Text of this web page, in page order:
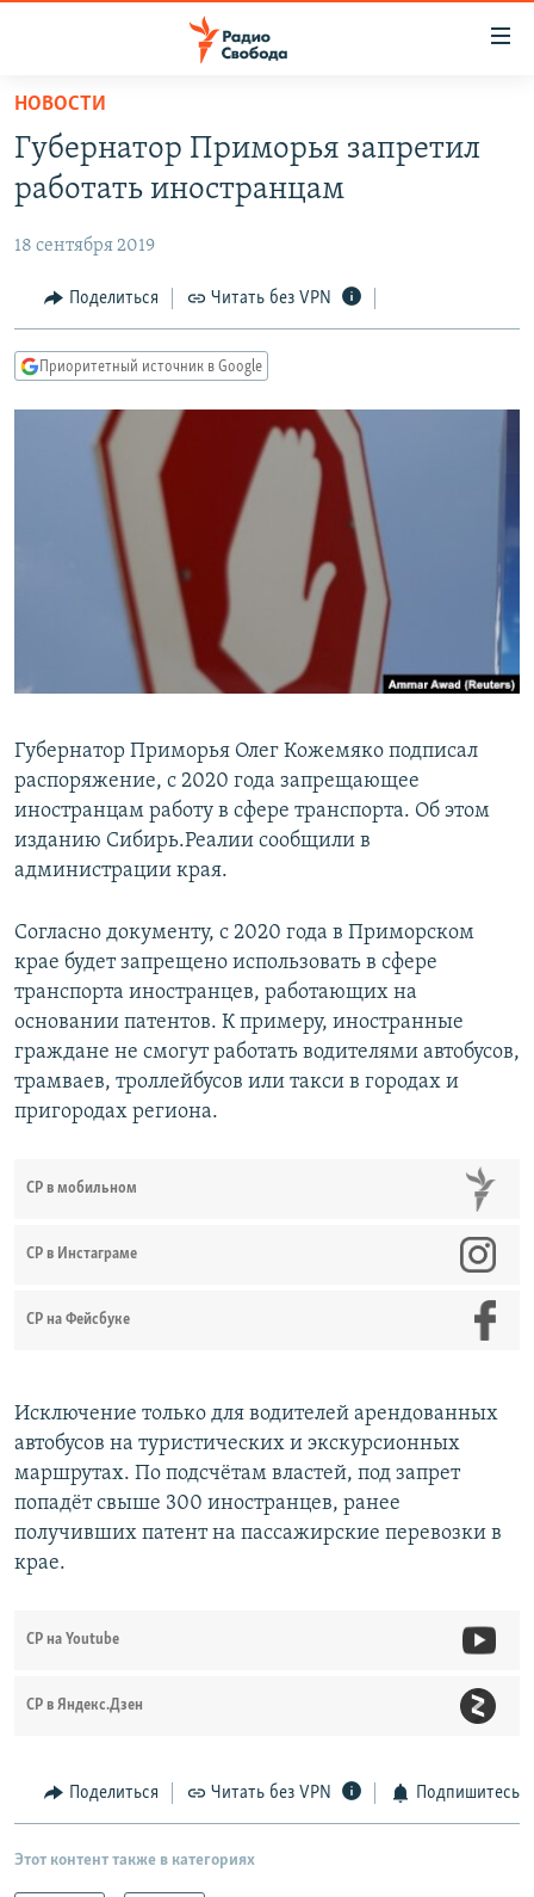
упрощенного
доступа
Вернуться
основному
Вернутся
главной
навигации
Вернутся
ПРОГРАММЫ
ПОДКАСТЫ
АВТОРСКИЕ ПРОЕКТЫ
ЦИТАТЫ СВОБОДЫ
МНЕНИЯ
IDEL.РЕАЛИИ
КАВКАЗ.РЕАЛИИ
СЕВЕР.РЕАЛИИ
СИБИРЬ.РЕАЛИИ
РАСПИСАНИЕ ВЕЩАНИЯ
ПОДПИШИТЕСЬ НА РАССЫЛКУ
СОЦИАЛЬНЫЕ СЕТИ
Все сайты РСЕ/РС
НОВОСТИ
Губернатор Приморья запретил
работать иностранцам
18 сентября 2019
Поделиться Читать без VPN
Приоритетный источник в Google
Губернатор Приморья Олег Кожемяко подписал
распоряжение, с 2020 года запрещающее
иностранцам работу в сфере транспорта. Об этом
изданию Сибирь.Реалии сообщили в
администрации края.
Согласно документу, с 2020 года в Приморском
крае будет запрещено использовать в сфере
транспорта иностранцев, работающих на
основании патентов. К примеру, иностранные
граждане не смогут работать водителями автобусов,
трамваев, троллейбусов или такси в городах и
пригородах региона.
СР в мобильном
СР в Инстаграме
СР на Фейсбуке
Исключение только для водителей арендованных
автобусов на туристических и экскурсионных
маршрутах. По подсчётам властей, под запрет
попадёт свыше 300 иностранцев, ранее
получивших патент на пассажирские перевозки в
крае.
СР на Youtube
СР в Яндекс.Дзен
Поделиться Читать без VPN Подпишитесь
Этот контент также в категориях